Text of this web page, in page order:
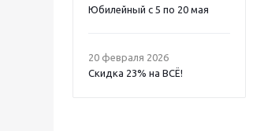
Юбилейный с 5 по 20 мая
20 февраля 2026
Скидка 23% на ВСË!